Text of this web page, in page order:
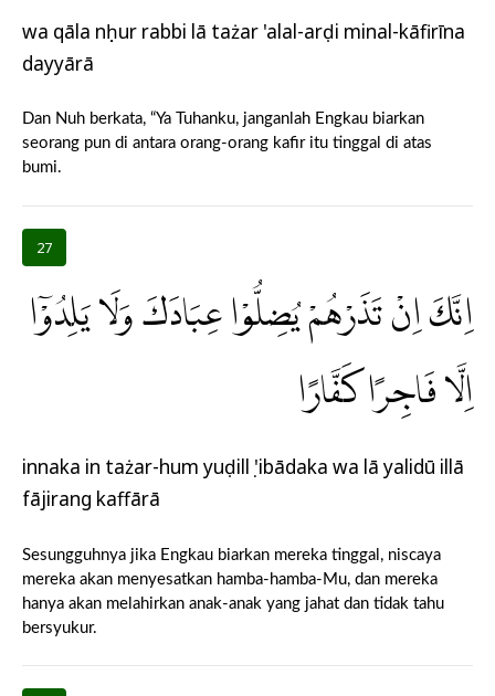
wa qāla nụḥur rabbi lā tażar 'alal-arḍi minal-kāfirīna
dayyārā
Dan Nuh berkata, “Ya Tuhanku, janganlah Engkau biarkan
seorang pun di antara orang-orang kafir itu tinggal di atas
bumi.
27
اِنَّكَ اِنْ تَذَرْهُمْ يُضِلُّوْا عِبَادَكَ وَلَا يَلِدُوْٓا
اِلَّا فَاجِرًا كَفَّارًا
innaka in tażar-hum yuḍillụ 'ibādaka wa lā yalidū illā
fājirang kaffārā
Sesungguhnya jika Engkau biarkan mereka tinggal, niscaya
mereka akan menyesatkan hamba-hamba-Mu, dan mereka
hanya akan melahirkan anak-anak yang jahat dan tidak tahu
bersyukur.